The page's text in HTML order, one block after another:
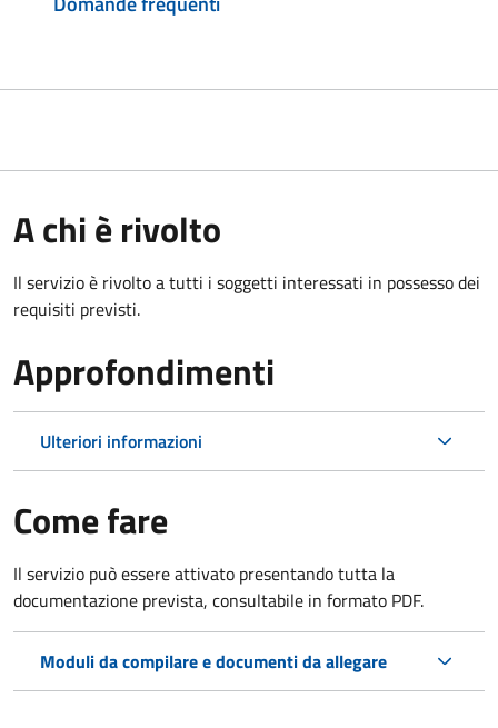
A chi è rivolto
Il servizio è rivolto a tutti i soggetti interessati in possesso dei
requisiti previsti.
Approfondimenti
Ulteriori informazioni
Come fare
Il servizio può essere attivato presentando tutta la
documentazione prevista, consultabile in formato PDF.
Moduli da compilare e documenti da allegare